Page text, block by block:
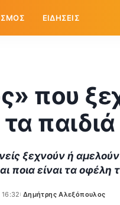
ΕΙΔΗΣΕΙΣ
που
ξεχνούν ή
ποια είναι τα οφέλη
Posted
Δημήτρης Αλεξόπουλος